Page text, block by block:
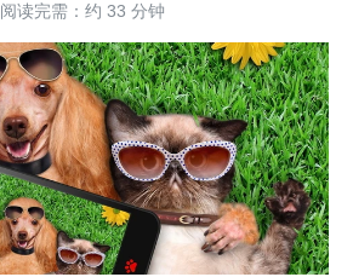
阅读完需：约 33 分钟